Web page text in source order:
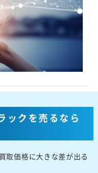
ックを売るなら
取価格に大きな差が出る